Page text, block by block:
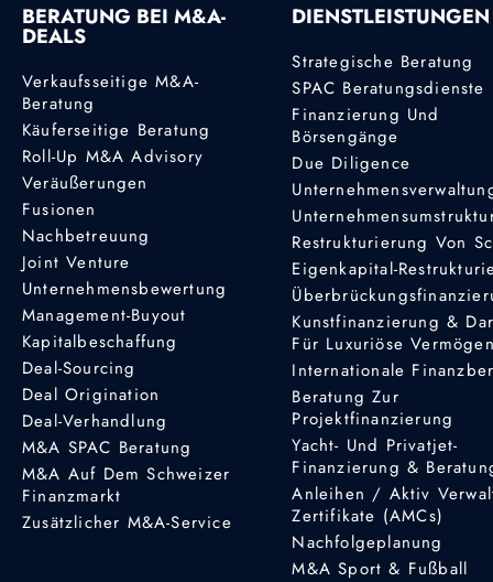
BERATUNG BEI M&A-
DEALS
Verkaufsseitige M&A-
Beratung
Käuferseitige Beratung
Roll-Up M&A Advisory
Veräußerungen
Fusionen
Nachbetreuung
Joint Venture
Unternehmensbewertung
Management-Buyout
Kapitalbeschaffung
Deal-Sourcing
Deal Origination
Deal-Verhandlung
M&A SPAC Beratung
M&A Auf Dem Schweizer
Finanzmarkt
Zusätzlicher M&A-Service
DIENSTLEISTUNGEN
Strategische Beratung
SPAC Beratungsdienste
Finanzierung Und
Börsengänge
Due Diligence
Restrukturierung Von
Eigenkapital-
Kunstfinanzierung &
Für Luxuriöse
Internationale
Beratung Zur
Projektfinanzierung
Yacht- Und Privatjet-
Finanzierung &
Anleihen / Aktiv
Zertifikate (AMCs)
Nachfolgeplanung
M&A Sport & Fußball